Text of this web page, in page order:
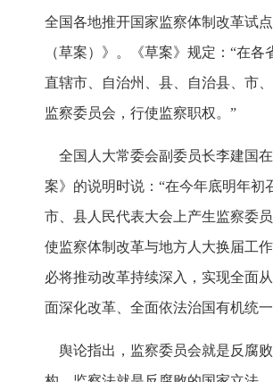
全国各地推开国家监察体制改革试
（草案）》。《草案》规定：“在各
直辖市、自治州、县、自治县、市
监察委员会，行使监察职权。”
全国人大常委会副委员长李建国
案》的说明时说：“在今年底明年初
市、县人民代表大会上产生监察委
使监察体制改革与地方人大换届工作
必将推动改革持续深入，实现全面
面深化改革、全面依法治国有机统
舆论指出，监察委员会就是反腐